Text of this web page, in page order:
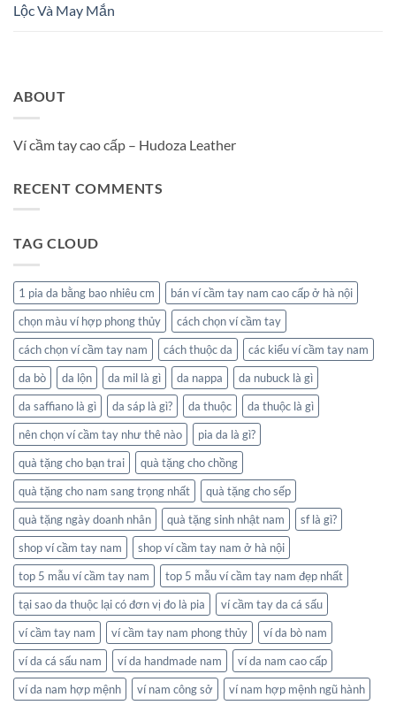
Lộc Và May Mắn
ABOUT
Ví cầm tay cao cấp – Hudoza Leather
RECENT COMMENTS
TAG CLOUD
1 pia da bằng bao nhiêu cm
bán ví cầm tay nam cao cấp ở hà nội
chọn màu ví hợp phong thủy
cách chọn ví cầm tay
cách chọn ví cầm tay nam
cách thuộc da
các kiểu ví cầm tay nam
da bò
da lộn da mil là gì da nappa
da nubuck là gì
da saffiano là gì
da sáp là gì? da thuộc
da thuộc là gì
nên chọn ví cầm tay như thê nào
pia da là gì?
quà tặng cho bạn trai
quà tặng cho chồng
quà tặng cho nam sang trọng nhất
quà tặng cho sếp
quà tặng ngày doanh nhân
quà tặng sinh nhật nam
sf là gì?
shop ví cầm tay nam
shop ví cầm tay nam ở hà nội
top 5 mẫu ví cầm tay nam
top 5 mẫu ví cầm tay nam đẹp nhất
tại sao da thuộc lại có đơn vị đo là pia
ví cầm tay da cá sấu
ví cầm tay nam
ví cầm tay nam phong thủy
ví da bò nam
ví da cá sấu nam
ví da handmade nam
ví da nam cao cấp
ví da nam hợp mệnh
ví nam công sở
ví nam hợp mệnh ngũ hành